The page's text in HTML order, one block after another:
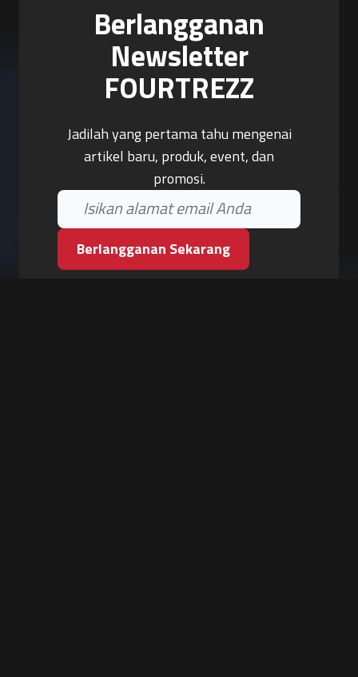
Berlangganan
Newsletter
FOURTREZZ
Jadilah yang pertama tahu mengenai
artikel baru, produk, event, dan
promosi.
Berlangganan Sekarang